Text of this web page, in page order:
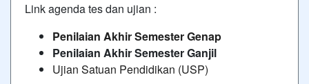
Link agenda tes dan ujian :
Penilaian Akhir Semester Genap
Penilaian Akhir Semester Ganjil
Ujian Satuan Pendidikan (USP)